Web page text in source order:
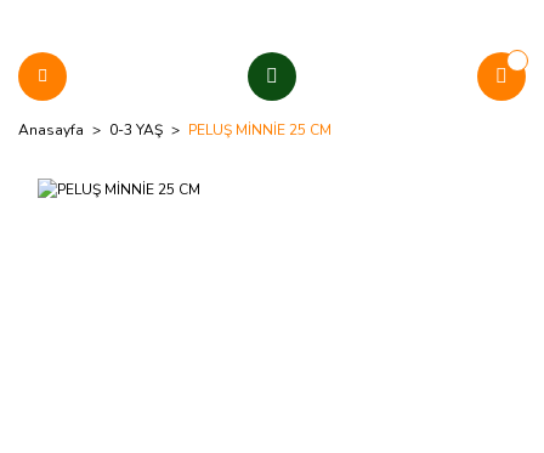
Anasayfa 0-3 YAŞ PELUŞ MİNNİE 25 CM